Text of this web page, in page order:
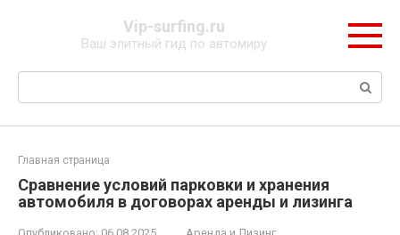
Vip-surfing.ru
Ваш элитный гид по автомиру
Поиск:
Главная страница
Сравнение условий парковки и хранения
автомобиля в договорах аренды и лизинга